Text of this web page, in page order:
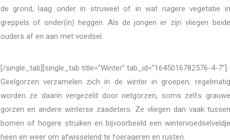
de grond, laag onder in struweel of in wat ruigere vegetatie in
greppels of onder(in) heggen. Als de jongen er zijn vliegen beide
ouders af en aan met voedsel.
[/single_tab][single_tab title=”Winter” tab_id=”1645016782576-4-7″]
Geelgorzen verzamelen zich in de winter in groepen, regelmatig
worden ze daarin vergezeld door rietgorzen, soms zelfs grauwe
gorzen en andere winterse zaadeters. Ze vliegen dan vaak tussen
bomen of hogere struiken en bijvoorbeeld een wintervoedselveldje
heen en weer om afwisselend te foerageren en rusten.